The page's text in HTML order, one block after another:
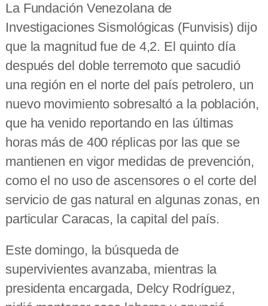
La Fundación Venezolana de
Investigaciones Sismológicas (Funvisis) dijo
que la magnitud fue de 4,2. El quinto día
después del doble terremoto que sacudió
una región en el norte del país petrolero, un
nuevo movimiento sobresaltó a la población,
que ha venido reportando en las últimas
horas más de 400 réplicas por las que se
mantienen en vigor medidas de prevención,
como el no uso de ascensores o el corte del
servicio de gas natural en algunas zonas, en
particular Caracas, la capital del país.
Este domingo, la búsqueda de
supervivientes avanzaba, mientras la
presidenta encargada, Delcy Rodríguez,